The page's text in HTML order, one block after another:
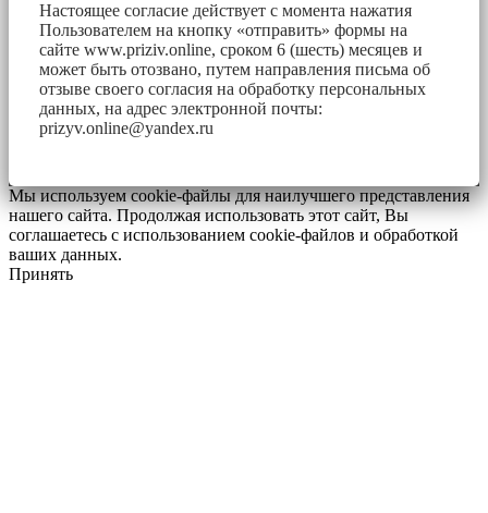
Настоящее согласие действует с момента нажатия
Пользователем на кнопку «отправить» формы на
сайте www.priziv.online, сроком 6 (шесть) месяцев и
может быть отозвано, путем направления письма об
отзыве своего согласия на обработку персональных
данных, на адрес электронной почты:
prizyv.online@yandex.ru
Мы используем cookie-файлы для наилучшего представления
нашего сайта. Продолжая использовать этот сайт, Вы
соглашаетесь с использованием cookie-файлов и обработкой
ваших данных.
Принять